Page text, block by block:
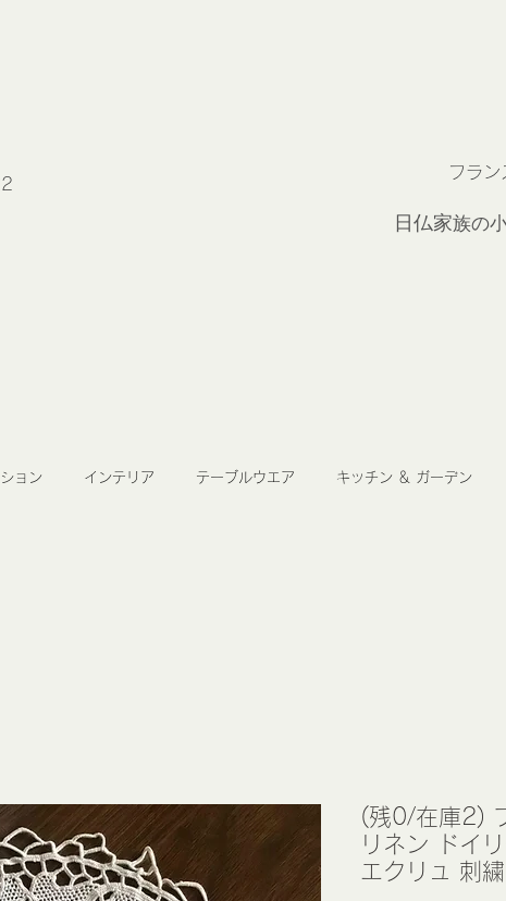
フラン
日仏家族の
(残0/在庫2)
リネン ドイ
エクリュ 刺
ョン インテリア テーブルウエア キッチン ＆ ガーデン